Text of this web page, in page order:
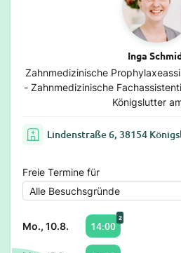
Inga
Zahnmedizinische
- Zahnmedizinische
Königslutter
Lindenstraße 6, 38154
Freie Termine für
Mo., 10.8. 14:00
2